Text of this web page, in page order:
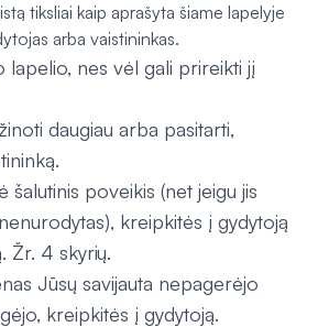
tiksliai kaip aprašyta šiame lapelyje
arba vaistininkas.
lapelio, nes vėl gali prireikti jį
daugiau arba pasitarti,
šalutinis poveikis (net jeigu jis
kreipkitės į gydytoją
Žr. 4 skyrių.
Jūsų savijauta nepagerėjo
kreipkitės į gydytoją.